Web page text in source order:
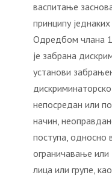
васпитање
принципу
Одредбом члана
је забрана
установи
непосредан или
начин,
поступа,
ограничавање
лица или групе,